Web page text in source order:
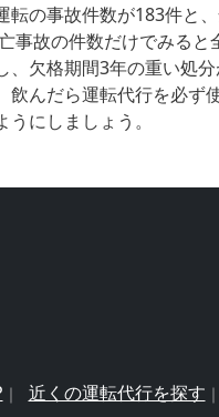
転の事故件数が183件と
事故の件数だけでみる
、欠格期間3年の重い処
飲んだら運転代行を必ず
にしましょう。
近くの運転代行を探す